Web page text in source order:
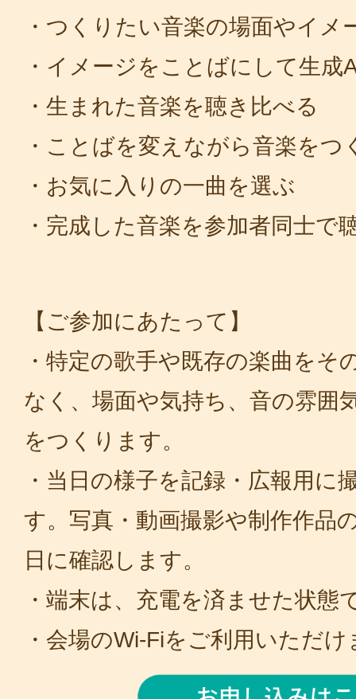
・つくりたい音楽の場面やイメ
・イメージをことばにして生成
・生まれた音楽を聴き比べる
・ことばを変えながら音楽をつ
・お気に入りの一曲を選ぶ
・完成した音楽を参加者同士で
【ご参加にあたって】
・特定の歌手や既存の楽曲をそ
なく、場面や気持ち、音の雰囲
をつくります。
・当日の様子を記録・広報用に
す。写真・動画撮影や制作作品
日に確認します。
・端末は、充電を済ませた状態
・会場のWi-Fiをご利用いただけ